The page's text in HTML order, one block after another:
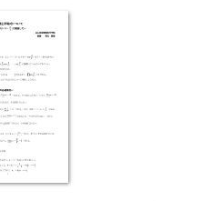
ディタ」が導入され
無償ダウンロードは
ドのご案内